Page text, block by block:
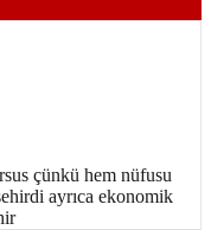
çünkü hem nüfusu
ayrıca ekonomik